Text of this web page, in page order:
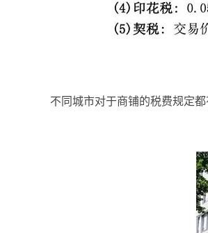
不同城市对于商铺的税费规定